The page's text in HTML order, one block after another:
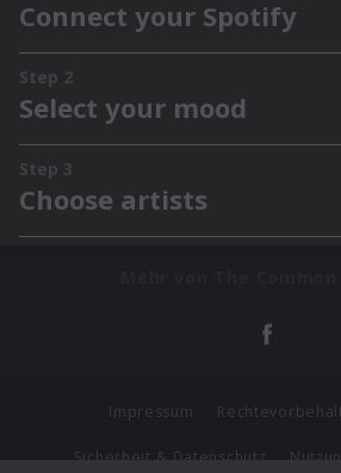
Impressum
Sicherheit & Datenschutz